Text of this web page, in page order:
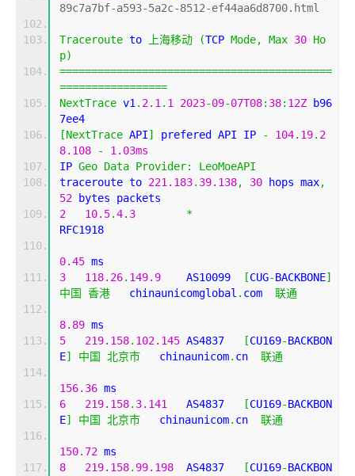
89c7a7bf-a593-5a2c-8512-ef44aa6d8700.html
Traceroute to 上海移动 (TCP Mode, Max 30 Ho
p)
===========================================
=================
NextTrace v1. 2.1. 1 2023-09-07T08: 38: 12Z b96
7ee4
[NextTrace API] prefered API IP - 104.19. 2
8.108
-
1.03ms
IP Geo Data Provider:
LeoMoeAPI
traceroute to 221.183. 39.138, 30 hops max,
52 bytes packets
2
10.5.4.3
*
RFC1918
0.45 ms
3
118.26. 149.9
    AS10099
[CUG-BACKBONE]
中国
香港
   chinaunicomglobal
. com 联通
8.89 ms
5
219.158. 102.145 AS4837 [CU169-BACKBON
E] 中国 北京市
   chinaunicom
. cn 联通
156.36 ms
6
219.158. 3.141
   AS4837
[CU169-BACKBON
E] 中国 北京市
   chinaunicom
. cn 联通
150.72 ms
8
219.158. 99.198
  AS4837
[CU169-BACKBON